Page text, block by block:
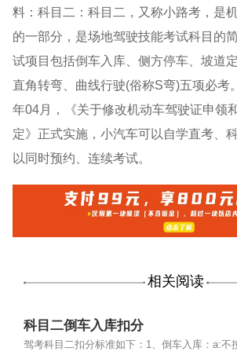
料：科目二：科目二，又称小路考，是
的一部分，是场地驾驶技能考试科目的
试项目包括倒车入库、侧方停车、坡道
直角转弯、曲线行驶(俗称S弯)五项必考
年04月，《关于修改机动车驾驶证申领
定》正式实施，小汽车可以自学直考、
以同时预约、连续考试。
相关阅读
科目二倒车入库扣分
驾考科目二扣分标准如下：1、倒车入库：a:不